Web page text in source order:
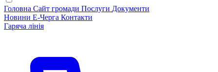
Головна Сайт громади Послуги Документи
Новини Е-Черга Контакти
Гаряча лінія